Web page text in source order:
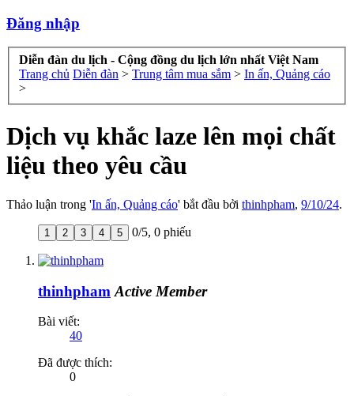
Đăng nhập
Diễn đàn du lịch - Cộng đồng du lịch lớn nhất Việt Nam
Trang chủ Diễn đàn > Trung tâm mua sắm > In ấn, Quảng cáo
>
Dịch vụ khắc laze lên mọi chất
liệu theo yêu cầu
Thảo luận trong 'In ấn, Quảng cáo' bắt đầu bởi thinhpham, 9/10/24.
1 2 3 4 5 0/5, 0 phiếu
thinhpham Active Member
Bài viết:
40
Đã được thích:
0